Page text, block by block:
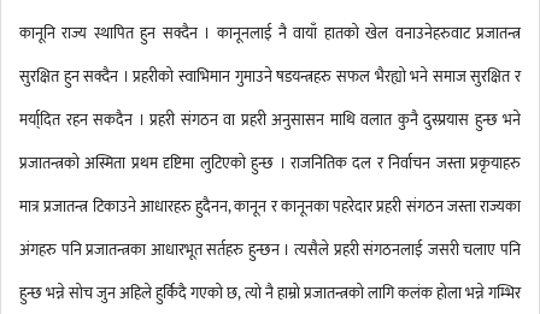
कानूनि राज्य स्थापित हुन सक्दैन । कानूनलाई नै वायाँ हातको खेल वनाउनेहरुवाट प्रजातन्त्र
सुरक्षित हुन सक्दैन । प्रहरीको स्वाभिमान गुमाउने षडयन्त्रहरु सफल भैरह्यो भने समाज सुरक्षित र
मर्या्दित रहन सकदैन । प्रहरी संगठन वा प्रहरी अनुसासन माथि वलात कुनै दुस्प्रयास हुन्छ भने
प्रजातन्त्रको अस्मिता प्रथम दृष्टिमा लुटिएको हुन्छ । राजनितिक दल र निर्वाचन जस्ता प्रकृयाहरु
मात्र प्रजातन्त्र टिकाउने आधारहरु हुदैनन, कानून र कानूनका पहरेदार प्रहरी संगठन जस्ता राज्यका
अंगहरु पनि प्रजातन्त्रका आधारभूत सर्तहरु हुन्छन । त्यसैले प्रहरी संगठनलाई जसरी चलाए पनि
हुन्छ भन्ने सोच जुन अहिले हुर्किदै गएको छ, त्यो नै हाम्रो प्रजातन्त्रको लागि कलंक होला भन्ने गम्भिर